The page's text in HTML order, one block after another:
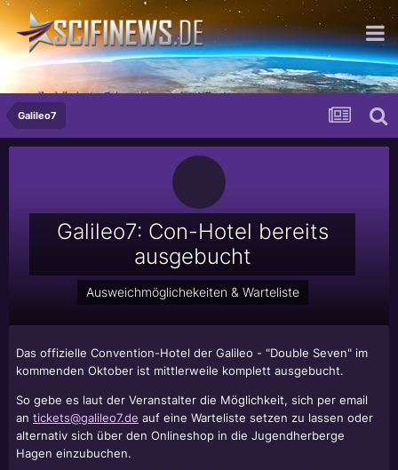
...die höchste Erleuchtung der Sünde
Galileo7
Galileo7: Con-Hotel bereits
ausgebucht
Ausweichmöglichekeiten & Warteliste
Das offizielle Convention-Hotel der Galileo - "Double Seven" im
kommenden Oktober ist mittlerweile komplett ausgebucht.
So gebe es laut der Veranstalter die Möglichkeit, sich per email
an tickets@galileo7.de auf eine Warteliste setzen zu lassen oder
alternativ sich über den Onlineshop in die Jugendherberge
Hagen einzubuchen.